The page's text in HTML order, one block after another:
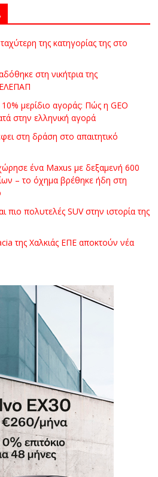
της κατηγορίας της στο
στη νικήτρια της
μερίδιο αγοράς: Πώς η GEO
στην ελληνική αγορά
στη δράση στο απαιτητικό
ένα Maxus με δεξαμενή 600
– το όχημα βρέθηκε ήδη στη
πιο πολυτελές SUV στην ιστορία της
της Χαλκιάς ΕΠΕ αποκτούν νέα